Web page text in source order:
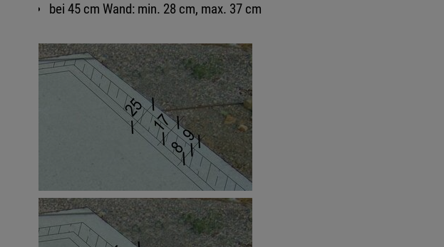
bei 45 cm Wand: min. 28 cm, max. 37 cm